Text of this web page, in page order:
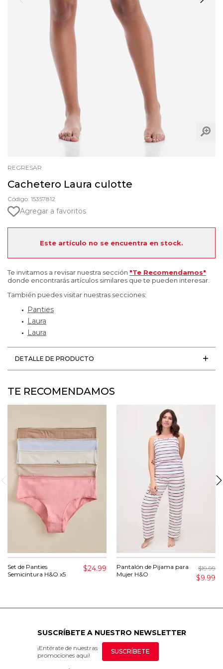
REGRESAR
Cachetero Laura culotte
Código: 15357812
Agregar a favoritos
Este artículo no se encuentra en stock.
Te invitamos a revisar nuestra sección "Te Recomendamos"
donde encontrarás artículos similares que te pueden interesar.
También puedes visitar nuestras secciones:
Panties
Laura
Laura
DETALLE DE PRODUCTO
TE RECOMENDAMOS
Set de Panties
Semicintura H&O x5
$24.99
Pantalón de Pijama para
Mujer H&O
$19.99
$9.99
SUSCRÍBETE A NUESTRO NEWSLETTER
¡Entérate de nuestras
promociones aquí!
SUSCRÍBETE